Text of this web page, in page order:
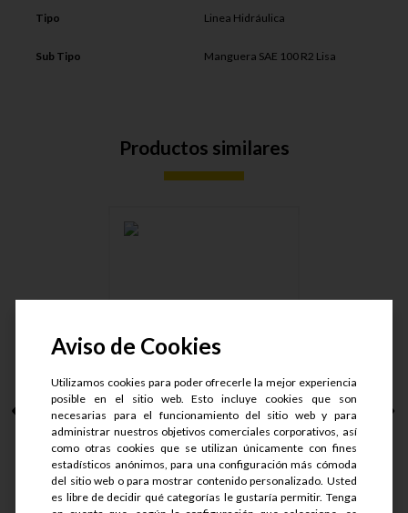
Tipo Linea Hidráulica
Sub Tipo Manguera SAE 100 R2 Lisa
Productos similares
11.44
S/.8.58
Aviso de Cookies
Utilizamos cookies para poder ofrecerle la mejor experiencia
posible en el sitio web. Esto incluye cookies que son
necesarias para el funcionamiento del sitio web y para
administrar nuestros objetivos comerciales corporativos, así
como otras cookies que se utilizan únicamente con fines
estadísticos anónimos, para una configuración más cómoda
del sitio web o para mostrar contenido personalizado. Usted
es libre de decidir qué categorías le gustaría permitir. Tenga